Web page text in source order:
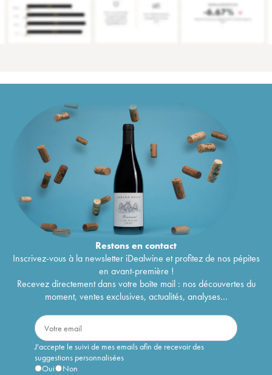
Restons encontact
Inscrivez-vous à la newsletter iDealwine et profitez de nos pépites
en avant-première !
Recevez directement dans votre boîte mail : nos découvertes du
moment, ventes exclusives, actualités, analyses...
J'accepte le suivi de mes emails afin de recevoir des
suggestions personnalisées
Oui
Non